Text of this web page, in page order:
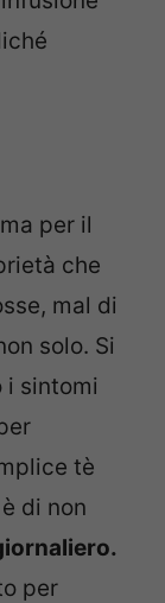
per il
che
mal di
solo. Si
i sintomi
tè
di non
per